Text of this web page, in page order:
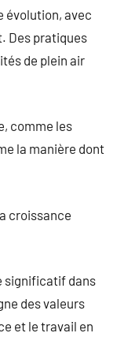
évolution, avec
Des pratiques
de plein air
comme les
la manière dont
croissance
significatif dans
des valeurs
et le travail en